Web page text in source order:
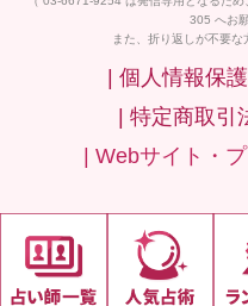
305 へお
また、折り返しが不要な
| 個人情報保
| 特定商取引
| Webサイト・